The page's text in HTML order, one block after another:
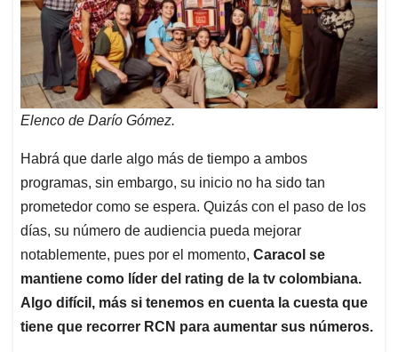
Elenco de Darío Gómez.
Habrá que darle algo más de tiempo a ambos
programas, sin embargo, su inicio no ha sido tan
prometedor como se espera. Quizás con el paso de los
días, su número de audiencia pueda mejorar
notablemente, pues por el momento, Caracol se
mantiene como líder del rating de la tv colombiana.
Algo difícil, más si tenemos en cuenta la cuesta que
tiene que recorrer RCN para aumentar sus números.